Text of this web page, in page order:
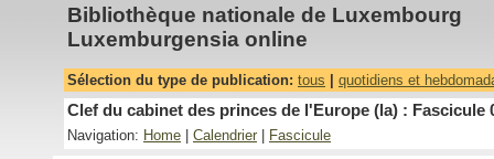
Bibliothèque nationale de Luxembourg
Luxemburgensia online
Sélection du type de publication: tous quotidiens et
Clef du cabinet des princes de l'Europe (la) : Fascicule
Navigation: Home Calendrier Fascicule